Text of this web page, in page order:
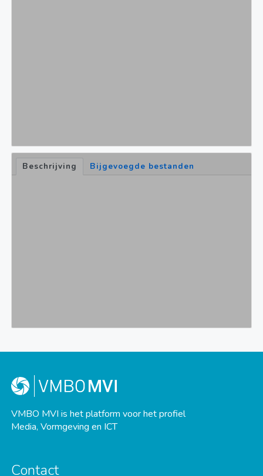
Beschrijving Bijgevoegde bestanden
VMBO MVI is het platform voor het profiel
Media, Vormgeving en ICT
Contact